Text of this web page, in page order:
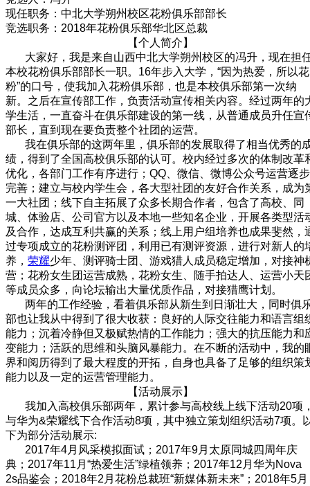
现任职务：中北大学朔州校区花粉俱乐部部长
竞选职务：2018年花粉俱乐部华北区总裁
【个人简介】
大家好，我是来自山西中北大学朔州校区的冯升，现在担
本校花粉俱乐部部长一职。16年步入大学，“因为热爱，所以花
粉”的口号，使我加入花粉俱乐部，也是本校俱乐部第一次纳
新。之后在宣传部工作，负责活动宣传相关内容。经过两年的
学生活，一直奋斗在俱乐部建设的第一线，从普通成员升任宣
部长，直到现在要负责整个社团的运营。
我在俱乐部的这两年里，俱乐部的发展取得了相当优秀的
绩，得到了全国高校俱乐部的认可。校内经过多次的体制改革
优化，各部门工作有序进行；QQ、微信、微博公众号运营逐步
完善；建立与校内学生会，各大型社团的友好合作关系，成为
一大社团；线下自主拓展了众多长期合作者，包含了高校、同
城、体验店、公司官方以及本地一些知名企业，开展各类型活
及合作，达成互利共赢的关系；线上用户组培养也成果斐然，
过专项成立的花粉测评团，利用已有测评资源，进行对新人的
养， 荣耀少年、测评骑士团、游戏猎人成员稳定增加，对接神
营；花粉女生团运营成熟，花粉女生、随手拍达人、运营小天
等成员众多，向论坛输出大量优质作品，对接猎鹰计划。
两年的工作经验，看着俱乐部从新生到日渐壮大，同时俱
部也让我从中得到了很大收获：良好的人际交往能力和语言组
能力；沉着冷静但又极赋热情的工作能力；强大的抗压能力和
变能力；活跃的思维和头脑风暴能力。在不断的活动中，我的
界和阅历得到了最大程度的开拓，自身也具备了足够的组织策
能力以及一定的运营管理能力。
【活动展示】
我加入高校俱乐部两年，累计参与高校线上线下活动20项
与华为&荣耀线下合作活动8项，其中独立策划组织活动7项。
下为部分活动展示:
2017年4月风采模拟面试；2017年9月太原同城四周年庆
典；2017年11月“热爱生活”绿植领养；2017年12月华为Nova
2s品鉴会；2018年2月花粉总裁班“新媒体新未来”；2018年5月